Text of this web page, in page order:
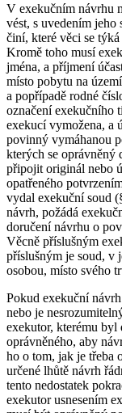
V exekučním návrhu
vést, s uvedením
činí, které věci se
Kromě toho musí
jména, a příjmení
místo pobytu na
a popřípadě rodné
označení exekučního
exekucí vymožena, a
povinný vymáhanou
kterých se oprávněný
připojit originál nebo
opatřeného
vydal exekuční soud
návrh, požádá
doručení návrhu o
Věcně příslušným
příslušným je soud, v
osobou, místo svého
Pokud exekuční
nebo je
exekutor, kterému byl
oprávněného, aby
ho o tom, jak je třeba
určené lhůtě návrh
tento nedostatek
exekutor usnesením